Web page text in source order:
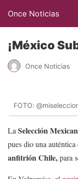
Once Noticias
¡México
Once Noticias
FOTO:
La Selección
pues dio una
anfitrión Chile,para